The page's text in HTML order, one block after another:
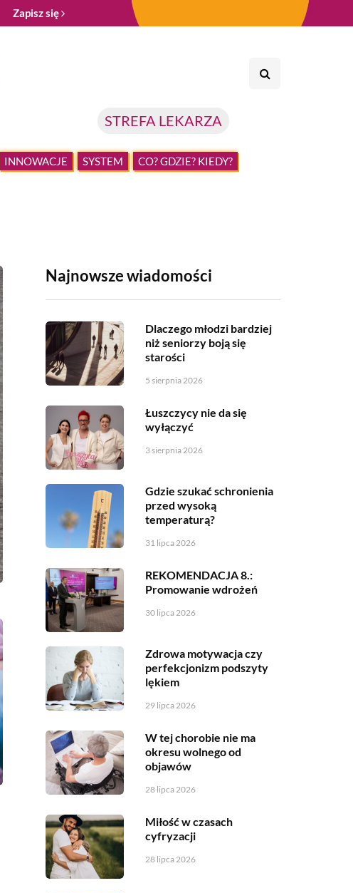
Zapisz się
STREFA LEKARZA
INNOWACJE SYSTEM CO? GDZIE? KIEDY?
Najnowsze wiadomości
Dlaczego młodzi bardziej
niż seniorzy boją się
starości
5 sierpnia 2026
Łuszczycy nie da się
wyłączyć
3 sierpnia 2026
Gdzie szukać schronienia
przed wysoką
temperaturą?
31 lipca 2026
REKOMENDACJA 8.:
Promowanie wdrożeń
30 lipca 2026
Zdrowa motywacja czy
perfekcjonizm podszyty
lękiem
29 lipca 2026
W tej chorobie nie ma
okresu wolnego od
objawów
28 lipca 2026
Miłość w czasach
cyfryzacji
28 lipca 2026